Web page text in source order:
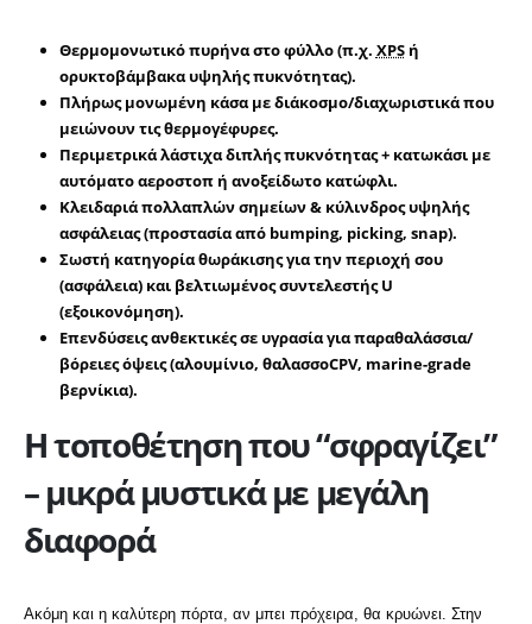
Θερμομονωτικό πυρήναστο φύλλο (π.χ. XPSή
ορυκτοβάμβακα υψηλής πυκνότητας).
Πλήρως μονωμένη κάσαμε διάκοσμο/διαχωριστικά που
μειώνουν τις θερμογέφυρες.
Περιμετρικά λάστιχα διπλής πυκνότητας+ κατωκάσιμε
αυτόματο αεροστοπ ή ανοξείδωτο κατώφλι.
Κλειδαριά πολλαπλών σημείων& κύλινδρος υψηλής
ασφάλειας (προστασία από bumping, picking, snap).
Σωστή κατηγορία θωράκισηςγια την περιοχή σου
(ασφάλεια) και βελτιωμένος συντελεστής U
(εξοικονόμηση).
Επενδύσεις ανθεκτικές σε υγρασίαγια παραθαλάσσια/
βόρειες όψεις (αλουμίνιο, θαλασσοCPV, marine-grade
βερνίκια).
Η τοποθέτηση που “σφραγίζει”
– μικρά μυστικά με μεγάλη
διαφορά
Ακόμη και η καλύτερη πόρτα, αν μπει πρόχειρα, θα κρυώνει. Στην